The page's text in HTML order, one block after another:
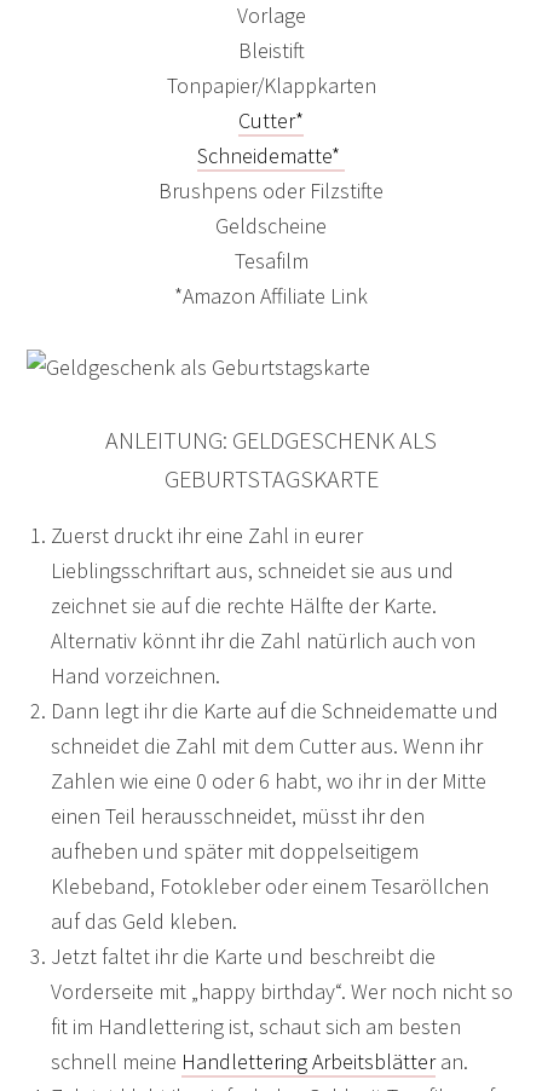
Vorlage
Bleistift
Tonpapier/Klappkarten
Cutter*
Schneidematte*
Brushpens oder Filzstifte
Geldscheine
Tesafilm
*Amazon Affiliate Link
ANLEITUNG: GELDGESCHENK ALS
GEBURTSTAGSKARTE
Zuerst druckt ihr eine Zahl in eurer
Lieblingsschriftart aus, schneidet sie aus und
zeichnet sie auf die rechte Hälfte der Karte.
Alternativ könnt ihr die Zahl natürlich auch von
Hand vorzeichnen.
Dann legt ihr die Karte auf die Schneidematte und
schneidet die Zahl mit dem Cutter aus. Wenn ihr
Zahlen wie eine 0 oder 6 habt, wo ihr in der Mitte
einen Teil herausschneidet, müsst ihr den
aufheben und später mit doppelseitigem
Klebeband, Fotokleber oder einem Tesaröllchen
auf das Geld kleben.
Jetzt faltet ihr die Karte und beschreibt die
Vorderseite mit „happy birthday“. Wer noch nicht so
fit im Handlettering ist, schaut sich am besten
schnell meine Handlettering Arbeitsblätteran.